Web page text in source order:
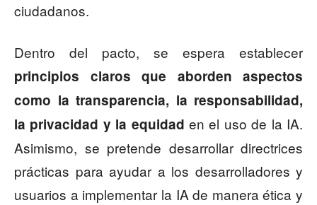
ciudadanos.
Dentro del pacto, se espera establecer
principios claros que aborden aspectos
como la transparencia, la responsabilidad,
la privacidad y la equidad en el uso de la IA.
Asimismo, se pretende desarrollar directrices
prácticas para ayudar a los desarrolladores y
usuarios a implementar la IA de manera ética y